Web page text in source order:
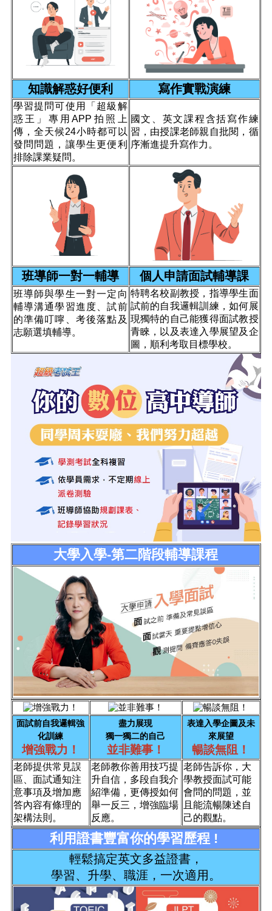
知識解惑好便利 寫作實戰演練
學習提問可使用「超級解
惑王」專用APP拍照上
傳，全天候24小時都可以
發問問題，讓學生更便利
排除課業疑問。
國文、英文課程含括寫作練
習，由授課老師親自批閱，循
序漸進提升寫作力。
班導師一對一輔導 個人申請面試輔導課
班導師與學生一對一定向
輔導溝通學習進度、試前
的準備叮嚀、考後落點及
志願選填輔導。
特聘名校副教授，指導學生面
試前的自我邏輯訓練，如何展
現獨特的自己能獲得面試教授
青睞，以及表達入學展望及企
圖，順利考取目標學校。
大學入學-第二階段輔導課程
面試前自我邏輯強
化訓練
增強戰力！
盡力展現
獨一獨二的自己
並非難事！
表達入學企圖及未
來展望
暢談無阻！
老師提供常見誤
區、面試通知注
意事項及增加應
答內容有條理的
架構法則。
老師教你善用技巧提
升自信，多段自我介
紹準備，更傳授如何
舉一反三，增強臨場
反應。
老師告訴你，大
學教授面試可能
會問的問題，並
且能流暢陳述自
己的觀點。
利用證書豐富你的學習歷程 !
輕鬆搞定英文多益證書，
學習、升學、職涯，一次適用。